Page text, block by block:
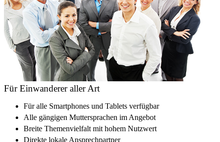
Für Einwanderer aller Art
Für alle Smartphones und Tablets verfügbar
Alle gängigen Muttersprachen im Angebot
Breite Themenvielfalt mit hohem Nutzwert
Direkte lokale Ansprechpartner